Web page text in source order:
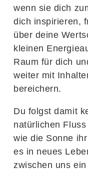
wenn sie dich
dich inspirieren,
über deine
kleinen
Raum für dich
weiter mit
bereichern.
Du folgst damit
natürlichen
wie die Sonne
es in neues
zwischen uns